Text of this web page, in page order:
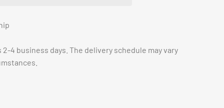
4 business days. The delivery schedule may vary